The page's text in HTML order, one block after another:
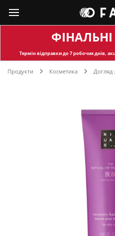
Термін відправкидо 7 робочих днів,
Продукти Косметика Догляд